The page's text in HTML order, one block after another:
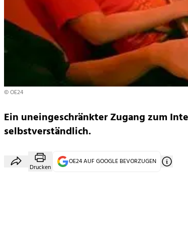
© OE24
Ein uneingeschränkter Zugang zum
selbstverständlich.
Drucken
OE24 AUF GOOGLE BEVORZUGEN